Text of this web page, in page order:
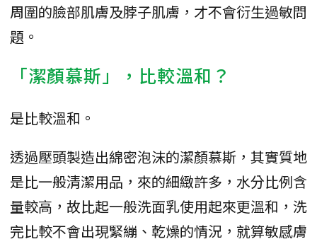
周圍的臉部肌膚及脖子肌膚，才不會衍生過敏問
題。
「潔顏慕斯」，比較溫和？
是比較溫和。
透過壓頭製造出綿密泡沫的潔顏慕斯，其實質地
是比一般清潔用品，來的細緻許多，水分比例含
量較高，故比起一般洗面乳使用起來更溫和，洗
完比較不會出現緊繃、乾燥的情況，就算敏感膚